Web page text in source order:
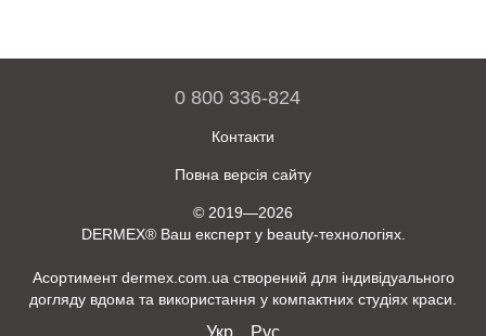
0 800 336-824
Контакти
Повна версія сайту
© 2019—2026
DERMEX® Ваш експерт у beauty-технологіях.
Асортимент dermex.com.ua створений для індивідуального
догляду вдома та використання у компактних студіях краси.
Укр Рус